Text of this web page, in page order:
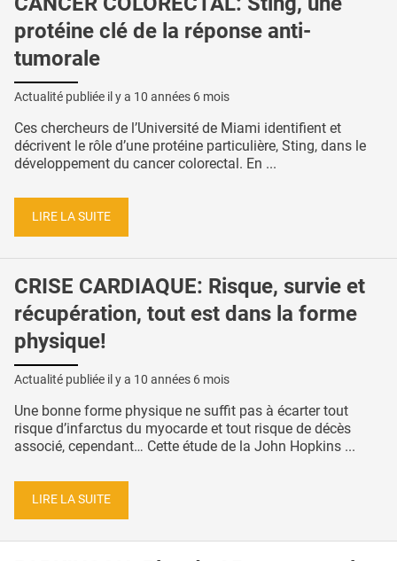
protéine clé de la réponse anti-
tumorale
Actualité publiée il y a 10 années 6 mois
Ces chercheurs de l’Université de Miami identifient et
décrivent le rôle d’une protéine particulière, Sting, dans le
développement du cancer colorectal. En ...
LIRE LA SUITE
CRISE CARDIAQUE: Risque, survie et
récupération, tout est dans la forme
physique!
Actualité publiée il y a 10 années 6 mois
Une bonne forme physique ne suffit pas à écarter tout
risque d’infarctus du myocarde et tout risque de décès
associé, cependant… Cette étude de la John Hopkins ...
LIRE LA SUITE